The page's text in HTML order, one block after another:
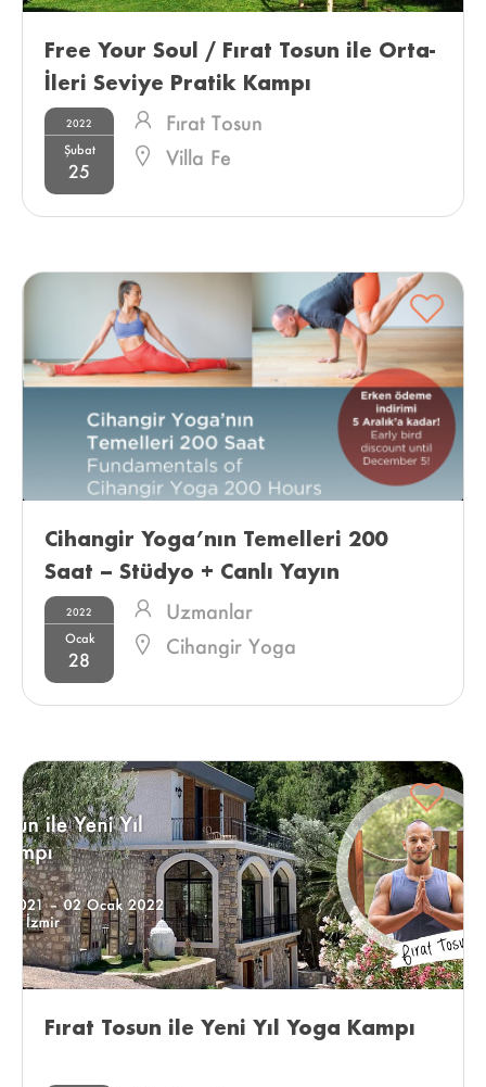
Free Your Soul / Fırat Tosun ile Orta-
İleri Seviye Pratik Kampı
2022
Şubat
25
Fırat Tosun
Villa Fe
Cihangir Yoga’nın Temelleri 200
Saat – Stüdyo + Canlı Yayın
2022
Ocak
28
Uzmanlar
Cihangir Yoga
Fırat Tosun ile Yeni Yıl Yoga Kampı